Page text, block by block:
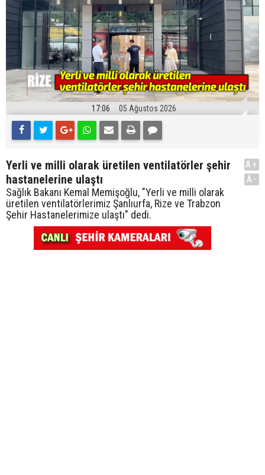
17:06 05 Ağustos 2026
Yerli ve milli olarak üretilen ventilatörler şehir
hastanelerine ulaştı
Sağlık Bakanı Kemal Memişoğlu, "Yerli ve milli olarak
üretilen ventilatörlerimiz Şanlıurfa, Rize ve Trabzon
Şehir Hastanelerimize ulaştı" dedi.
A+
A-